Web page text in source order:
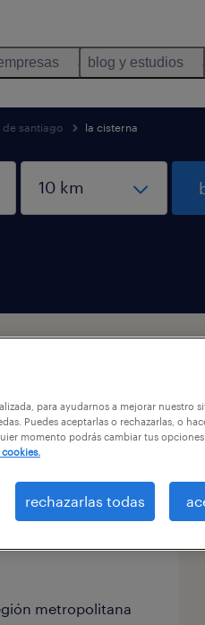
blog y estudios
santiago la cisterna
encontrados
metropolitana
para ayudarnos a mejorar nuestro
Puedes aceptarlas o rechazarlas, o
momento podrás cambiar tus
rechazarlas todas